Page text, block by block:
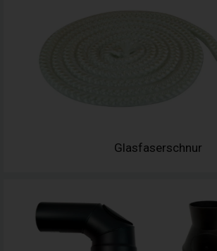
Glasfaserschnur